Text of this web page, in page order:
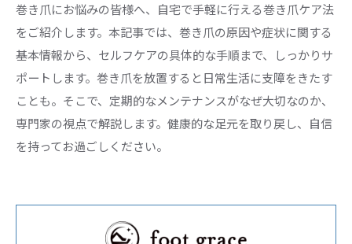
巻き爪にお悩みの皆様へ、自宅で手軽に行える巻き爪ケア法
をご紹介します。本記事では、巻き爪の原因や症状に関する
基本情報から、セルフケアの具体的な手順まで、しっかりサ
ポートします。巻き爪を放置すると日常生活に支障をきたす
ことも。そこで、定期的なメンテナンスがなぜ大切なのか、
専門家の視点で解説します。健康的な足元を取り戻し、自信
を持ってお過ごしください。